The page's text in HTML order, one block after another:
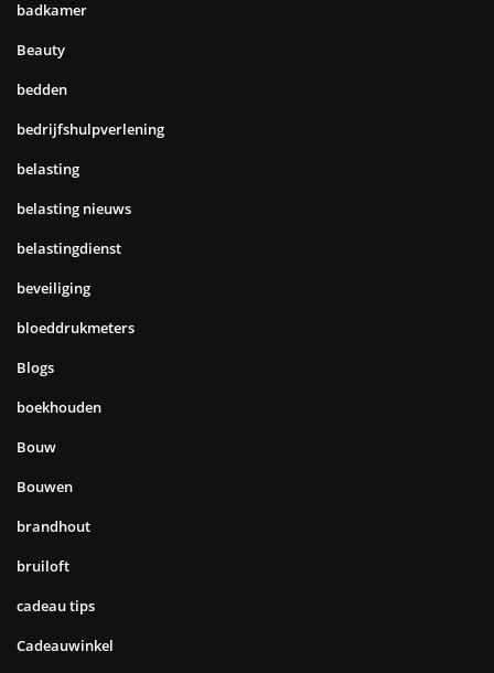
badkamer
Beauty
bedden
bedrijfshulpverlening
belasting
belasting nieuws
belastingdienst
beveiliging
bloeddrukmeters
Blogs
boekhouden
Bouw
Bouwen
brandhout
bruiloft
cadeau tips
Cadeauwinkel